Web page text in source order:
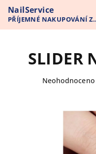
obsah
NailService
PŘÍJEMNÉ NAKUPOVÁNÍ Z
POHODLÍ VAŠEHO
SLIDER
Průměrné
hvězdiček.
Neohodnoceno